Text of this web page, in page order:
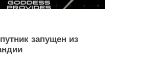
запущен из